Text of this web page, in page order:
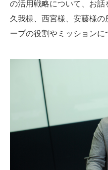
の活用戦略について、お
久我様、西宮様、安藤様
ープの役割やミッションに